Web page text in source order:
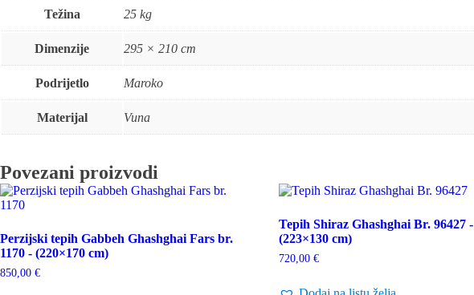
Težina 25 kg
Dimenzije 295 × 210 cm
Podrijetlo Maroko
Materijal Vuna
Povezani proizvodi
Perzijski tepih Gabbeh Ghashghai Fars br.
1170 - (220×170 cm)
850,00 €
Tepih Shiraz Ghashghai Br. 96427 -
(223×130 cm)
720,00€